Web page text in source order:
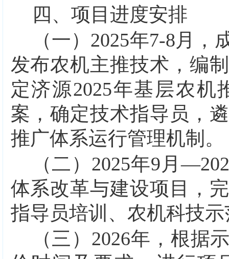
四、项目进度安排
（一） 2025年7-8月，
发布农机主推技术，编
定济源2025年基层农机
案，确定技术指导员，
推广体系运行管理机制。
（二） 2025年9 月—
体系改革与建设项目，
指导员培训、农机科技
（三） 2026年，根据